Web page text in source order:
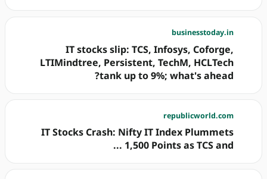
businesstoday.in
IT stocks slip: TCS, Infosys, Coforge,
LTIMindtree, Persistent, TechM, HCLTech
tank up to 9%; what's ahead?
republicworld.com
IT Stocks Crash: Nifty IT Index Plummets
1,500 Points as TCS and ...